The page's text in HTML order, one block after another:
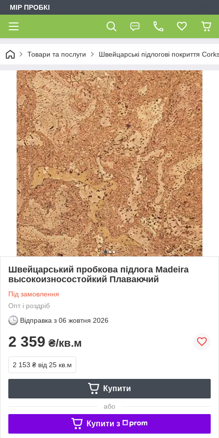
МІР ПРОБКІ
Товари та послуги Швейцарські підлогові покриття
Швейцарський пробкова підлога Madeira
высокоизносостойкий Плаваючий
Під замовлення
Опт і роздріб
Відправка з 06 жовтня 2026
2 359 ₴/кв.м
2 153 ₴ від 25 кв.м
Купити
або
Купити з